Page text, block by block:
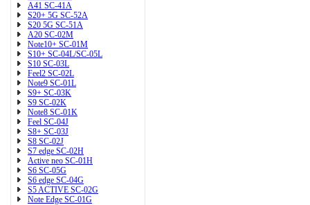
A41 SC-41A
S20+ 5G SC-52A
S20 5G SC-51A
A20 SC-02M
Note10+ SC-01M
S10+ SC-04L/SC-05L
S10 SC-03L
Feel2 SC-02L
Note9 SC-01L
S9+ SC-03K
S9 SC-02K
Note8 SC-01K
Feel SC-04J
S8+ SC-03J
S8 SC-02J
S7 edge SC-02H
Active neo SC-01H
S6 SC-05G
S6 edge SC-04G
S5 ACTIVE SC-02G
Note Edge SC-01G